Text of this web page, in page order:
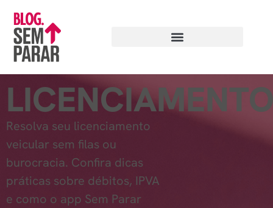
Resolva seu licenciamento
veicular sem filas ou
burocracia. Confira dicas
práticas sobre débitos, IPVA
e como o app Sem Parar